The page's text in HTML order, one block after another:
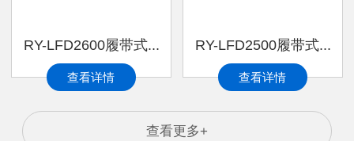
RY-LFD2600履带式...
查看详情
RY-LFD2500履带式...
查看详情
查看更多+